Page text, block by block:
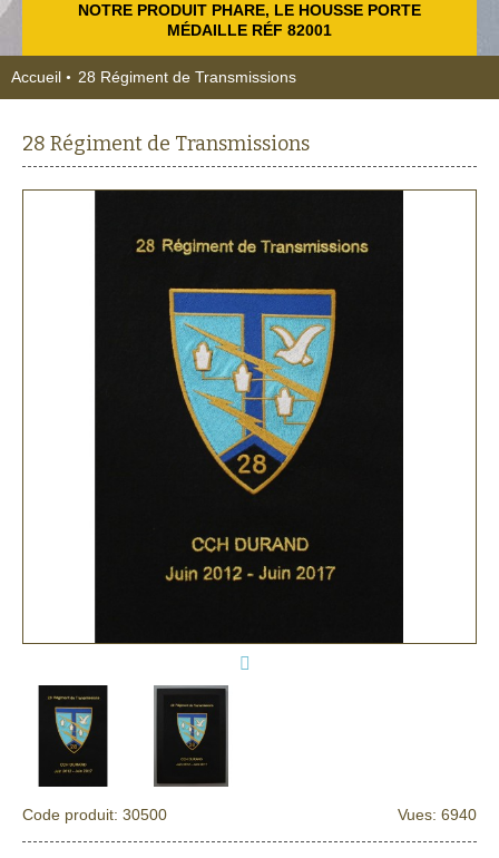
NOTRE PRODUIT PHARE, LE HOUSSE PORTE
MÉDAILLE RÉF 82001
Accueil 28 Régiment de Transmissions
28 Régiment de Transmissions
Vues: 6940
Code produit: 30500